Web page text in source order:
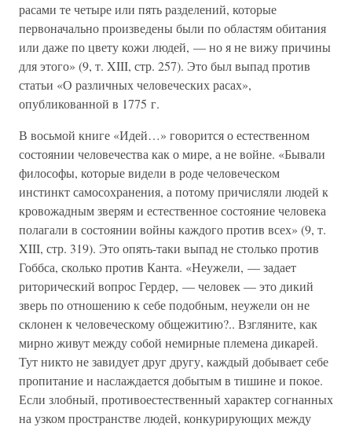
расами те четыре или пять разделений, которые
первоначально произведены были по областям обитания
или даже по цвету кожи людей, — но я не вижу причины
для этого» (9, т. XIII, стр. 257). Это был выпад против
статьи «О различных человеческих расах»,
опубликованной в 1775 г.
В восьмой книге «Идей…» говорится о естественном
состоянии человечества как о мире, а не войне. «Бывали
философы, которые видели в роде человеческом
инстинкт самосохранения, а потому причисляли людей к
кровожадным зверям и естественное состояние человека
полагали в состоянии войны каждого против всех» (9, т.
XIII, стр. 319). Это опять-таки выпад не столько против
Гоббса, сколько против Канта. «Неужели, — задает
риторический вопрос Гердер, — человек — это дикий
зверь по отношению к себе подобным, неужели он не
склонен к человеческому общежитию?.. Взгляните, как
мирно живут между собой немирные племена дикарей.
Тут никто не завидует друг другу, каждый добывает себе
пропитание и наслаждается добытым в тишине и покое.
Если злобный, противоестественный характер согнанных
на узком пространстве людей, конкурирующих между